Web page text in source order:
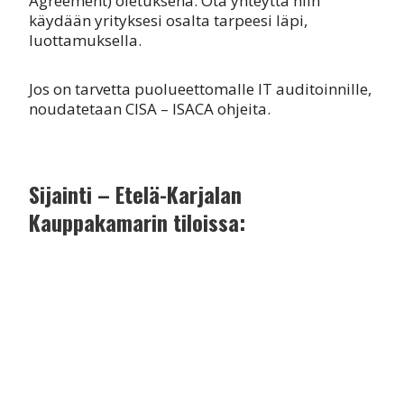
käydään yrityksesi osalta tarpeesi läpi,
luottamuksella.
Jos on tarvetta puolueettomalle IT auditoinnille,
noudatetaan CISA – ISACA ohjeita.
Sijainti – Etelä-Karjalan
Kauppakamarin tiloissa: